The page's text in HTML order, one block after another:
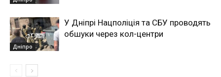
Дніпро
У Дніпрі Нацполіція та СБУ проводять
обшуки через кол-центри